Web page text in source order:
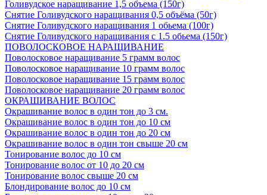
Голивудское наращивание 1,5 объема (150г)
Снятие Голивудского наращивания 0,5 объёма (50г)
Снятие Голивудского наращивания 1 обьема (100г)
Снятие Голивудского наращивания с 1.5 обьема (150г)
ПОВОЛОСКОВОЕ НАРАЩИВАНИЕ
Поволосковое наращивание 5 грамм волос
Поволосковое наращивание 10 грамм волос
Поволосковое наращивание 15 грамм волос
Поволосковое наращивание 20 грамм волос
ОКРАШИВАНИЕ ВОЛОС
Окрашивание волос в один тон до 3 см.
Окрашивание волос в один тон до 10 см
Окрашивание волос в один тон до 20 см
Окрашивание волос в один тон свыше 20 см
Тонирование волос до 10 см
Тонирование волос от 10 до 20 см
Тонирование волос свыше 20 см
Блондирование волос до 10 см